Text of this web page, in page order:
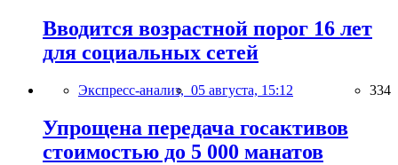
Вводится возрастной порог 16 лет
для социальных сетей
Экспресс-анализ, 05 августа, 15:12 334
Упрощена передача госактивов
стоимостью до 5 000 манатов